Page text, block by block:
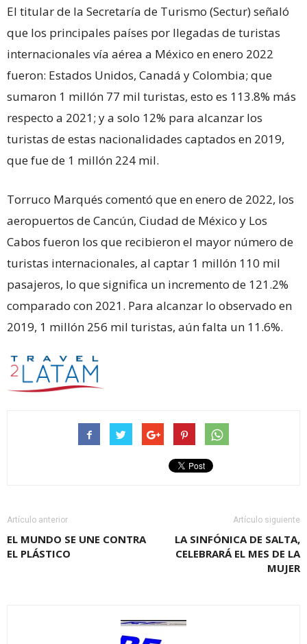
El titular de la Secretaría de Turismo (Sectur) señaló
que los principales países por llegadas de turistas
internacionales vía aérea a México en enero 2022
fueron: Estados Unidos, Canadá y Colombia; que
sumaron 1 millón 77 mil turistas, esto es 113.8% más
respecto a 2021; y a solo 12% para alcanzar los
turistas de estas nacionalidades captados en 2019,
que fue de 1 millón 224 mil.
Torruco Marqués comentó que en enero de 2022, los
aeropuertos de Cancún, Ciudad de México y Los
Cabos fueron los que recibieron el mayor número de
turistas internacionales, al captar 1 millón 110 mil
pasajeros, lo que significa un incremento de 121.2%
comparado con 2021. Para alcanzar lo observado en
2019, 1 millón 256 mil turistas, aún falta un 11.6%.
Artículo anterior
EL MUNDO SE UNE CONTRA
EL PLÁSTICO
Artículo siguiente
LA SINFÓNICA DE SALTA,
CELEBRARÁ EL MES DE LA
MUJER